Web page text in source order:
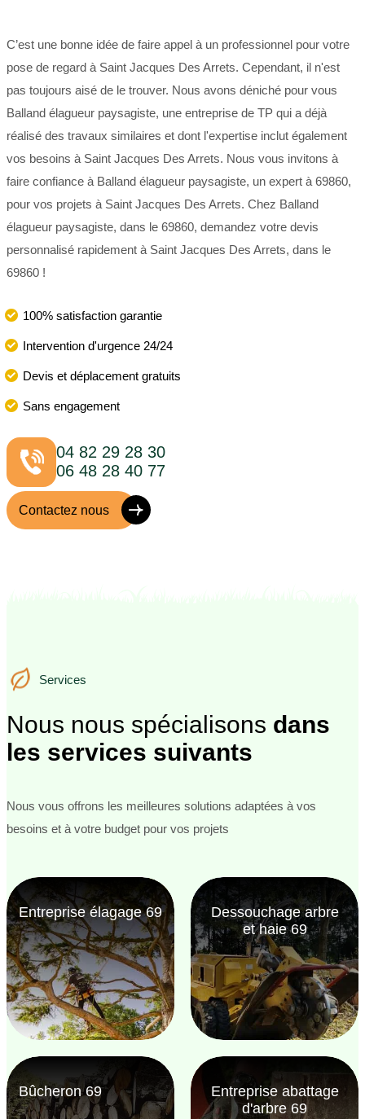
C’est une bonne idée de faire appel à un professionnel pour votre
pose de regard à Saint Jacques Des Arrets. Cependant, il n'est
pas toujours aisé de le trouver. Nous avons déniché pour vous
Balland élagueur paysagiste, une entreprise de TP qui a déjà
réalisé des travaux similaires et dont l'expertise inclut également
vos besoins à Saint Jacques Des Arrets. Nous vous invitons à
faire confiance à Balland élagueur paysagiste, un expert à 69860,
pour vos projets à Saint Jacques Des Arrets. Chez Balland
élagueur paysagiste, dans le 69860, demandez votre devis
personnalisé rapidement à Saint Jacques Des Arrets, dans le
69860 !
100% satisfaction garantie
Intervention d'urgence 24/24
Devis et déplacement gratuits
Sans engagement
04 82 29 28 30
06 48 28 40 77
Contactez nous
Services
Services
Nous nous spécialisons dans
les services suivants
Nous vous offrons les meilleures solutions adaptées à vos
besoins et à votre budget pour vos projets
Entreprise élagage 69
Dessouchage arbre
et haie 69
Bûcheron 69
Entreprise abattage
d'arbre 69